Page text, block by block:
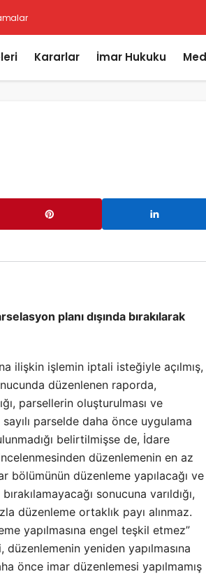
Kararlar İmar Hukuku
planı dışında bırakılarak
ilişkin işlemin iptali isteğiyle açılmış,
düzenlenen raporda,
parsellerin oluşturulması ve
parselde daha önce uygulama
belirtilmişse de, İdare
düzenlemenin en az
bölümünün düzenleme yapılacağı ve
sonucuna varıldığı,
düzenleme ortaklık payı alınmaz.
yapılmasına engel teşkil etmez”
yeniden yapılmasına
önce imar düzenlemesi yapılmamış